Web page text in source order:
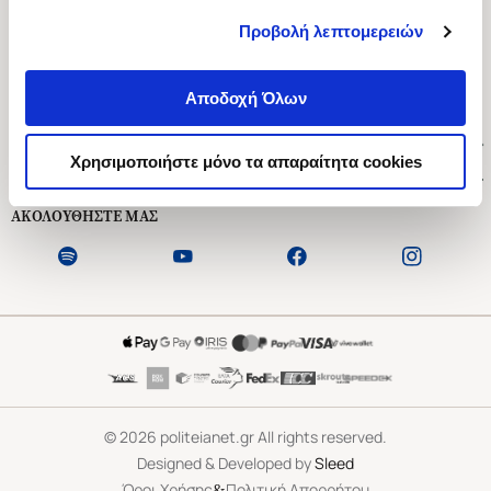
Προβολή λεπτομερειών
Αποδοχή Όλων
Χρησιμοποιήστε μόνο τα απαραίτητα cookies
Ασκληπιού 1-3, Αθήνα 106 79
Δευτέρα - Παρασκευή 09:00-21:00
Εξυπηρέτηση Πελατών
ΑΚΟΛΟΥΘΗΣΤΕ ΜΑΣ
©2026 politeianet.gr All rights reserved.
Designed & Developed bySleed